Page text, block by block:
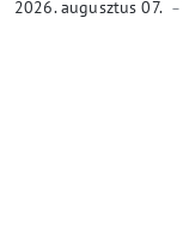
2026. augusztus 07.